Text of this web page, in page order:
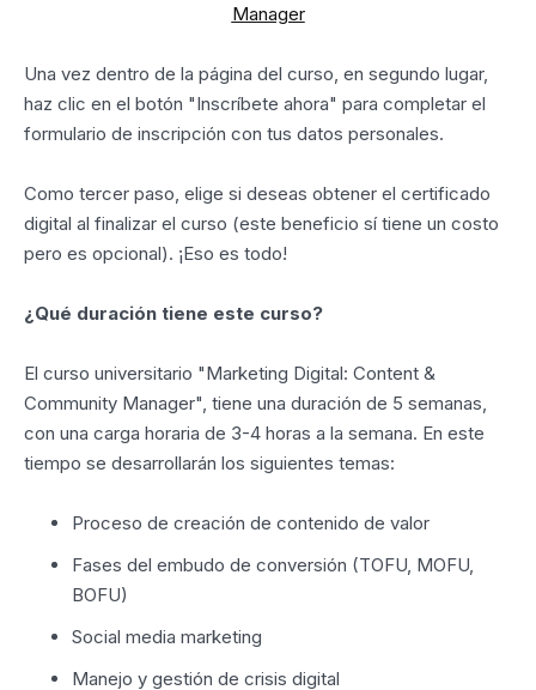
Manager
Una vez dentro de la página del curso, en segundo lugar,
haz clic en el botón "Inscríbete ahora" para completar el
formulario de inscripción con tus datos personales.
Como tercer paso, elige si deseas obtener el certificado
digital al finalizar el curso (este beneficio sí tiene un costo
pero es opcional). ¡Eso es todo!
¿Qué duración tiene este curso?
El curso universitario "Marketing Digital: Content &
Community Manager", tiene una duración de 5 semanas,
con una carga horaria de 3-4 horas a la semana. En este
tiempo se desarrollarán los siguientes temas:
Proceso de creación de contenido de valor
Fases del embudo de conversión (TOFU, MOFU,
BOFU)
Social media marketing
Manejo y gestión de crisis digital